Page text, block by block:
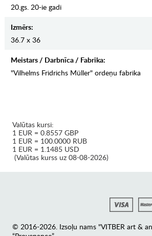
20.gs. 20-ie gadi
Izmērs:
36.7 x 36
Meistars / Darbnīca / Fabrika:
"Vilhelms Fridrichs Müller" ordeņu fabrika
Valūtas kursi:
1 EUR = 0.8557 GBP
1 EUR = 100.0000 RUB
1 EUR = 1.1485 USD
(Valūtas kurss uz 08-08-2026)
© 2016-2026. Izsoļu nams "VITBER art &